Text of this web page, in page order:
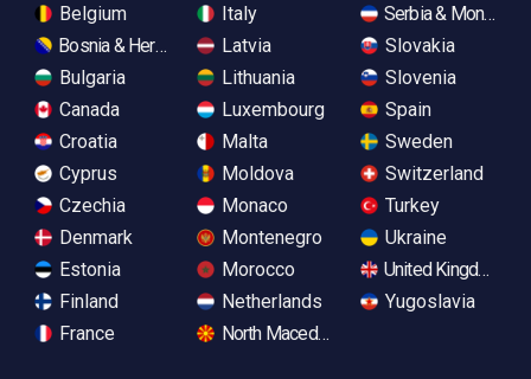
Belgium
Bosnia & Herzegovina
Bulgaria
Canada
Croatia
Cyprus
Czechia
Denmark
Estonia
Finland
France
Italy
Latvia
Lithuania
Luxembourg
Malta
Moldova
Monaco
Montenegro
Morocco
Netherlands
North Macedonia
Serbia &
Slovakia
Slovenia
Spain
Sweden
Switzerland
Turkey
Ukraine
United Kingdom
Yugoslavia